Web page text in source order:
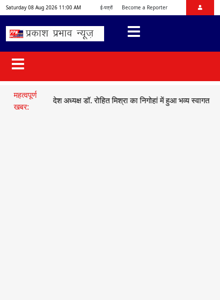
Saturday 08 Aug 2026 11:00 AM ई-पत्रों Become a Reporter
महत्वपूर्ण
खबर:
प्रदेश अध्यक्ष डॉ. रोहित मिश्रा का निगोहां में हुआ भव्य स्वागत ●सड़क